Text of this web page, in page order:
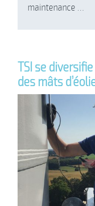
maintenance …
TSI se
des mâts